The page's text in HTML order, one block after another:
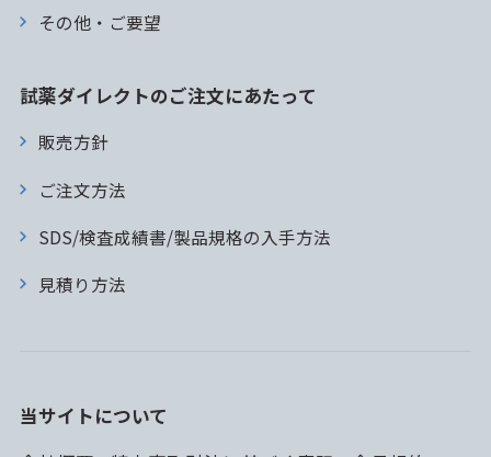
その他・ご要望
試薬ダイレクトのご注文にあたって
販売方針
ご注文方法
SDS/検査成績書/製品規格の入手方法
見積り方法
当サイトについて